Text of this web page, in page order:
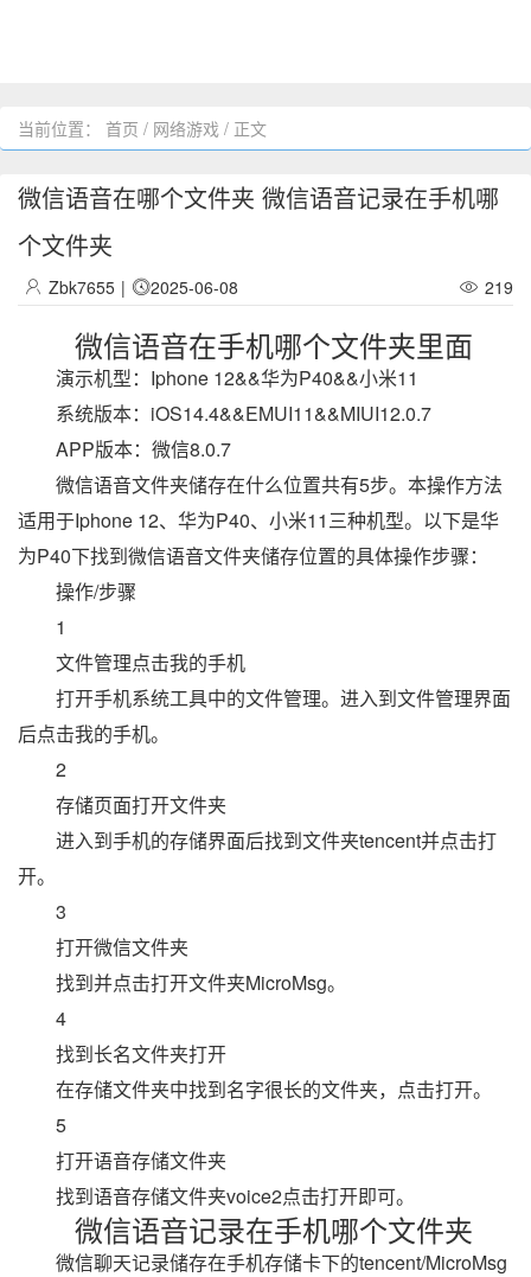
当前位置： 首页 / 网络游戏 / 正文
微信语音在哪个文件夹 微信语音记录在手机哪
个文件夹
Zbk7655 | 2025-06-08 219
微信语音在手机哪个文件夹里面
演示机型：Iphone 12&&华为P40&&小米11
系统版本：iOS14.4&&EMUI11&&MIUI12.0.7
APP版本：微信8.0.7
微信语音文件夹储存在什么位置共有5步。本操作方法
适用于Iphone 12、华为P40、小米11三种机型。以下是华
为P40下找到微信语音文件夹储存位置的具体操作步骤：
操作/步骤
1
文件管理点击我的手机
打开手机系统工具中的文件管理。进入到文件管理界面
后点击我的手机。
2
存储页面打开文件夹
进入到手机的存储界面后找到文件夹tencent并点击打
开。
3
打开微信文件夹
找到并点击打开文件夹MicroMsg。
4
找到长名文件夹打开
在存储文件夹中找到名字很长的文件夹，点击打开。
5
打开语音存储文件夹
找到语音存储文件夹voice2点击打开即可。
微信语音记录在手机哪个文件夹
微信聊天记录储存在手机存储卡下的tencent/MicroMsg